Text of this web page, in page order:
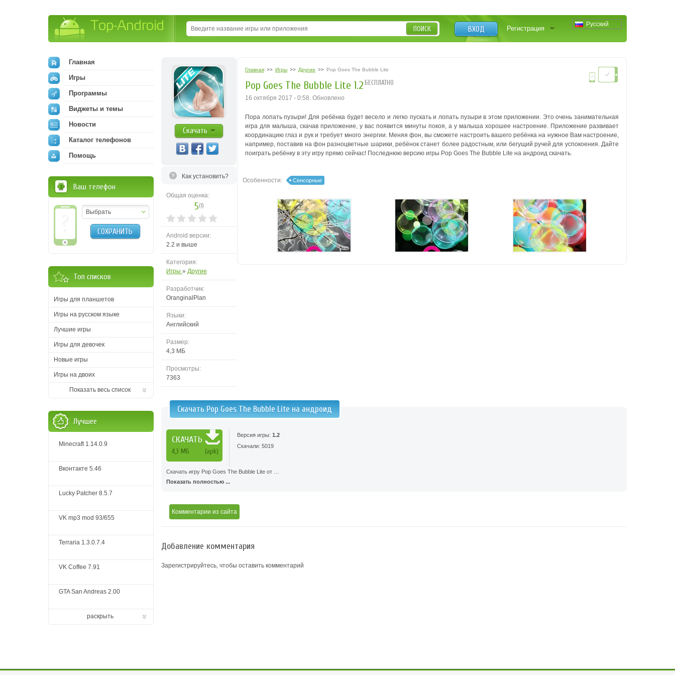
Русский
ВХОД Регистрация
ПОИСК
Скачать
Как установить?
Общая оценка:
5(1)
Android версии:
2.2 и выше
Категория:
Игры » Другие
Разработчик:
OranginalPlan
Языки:
Английский
Размер:
4,3 MБ
Просмотры:
7363
Главная >> Игры >> Другие >> Pop Goes The Bubble Lite
Pop Goes The Bubble Lite 1.2 БЕСПЛАТНО
16 октября 2017 - 0:58. Обновлено
Пора лопать пузыри! Для ребёнка будет весело и легко пускать и лопать пузыри в этом приложении. Это очень занимательная
игра для малыша, скачав приложение, у вас появится минуты покоя, а у малыша хорошее настроение. Приложение развивает
координацию глаз и рук и требует много энергии. Меняя фон, вы сможете настроить вашего ребёнка на нужное Вам настроение,
например, поставив на фон разноцветные шарики, ребёнок станет более радостным, или бегущий ручей для успокоения. Дайте
поиграть ребёнку в эту игру прямо сейчас! Последнюю версию игры Pop Goes The Bubble Lite на андроид скачать.
Особенности: Сенсорные
Скачать Pop Goes The Bubble Lite на андроид
СКАЧАТЬ
4,3 MБ (apk)
Версия игры: 1.2
Скачали: 5019
Скачать игру Pop Goes The Bubble Lite от …
Показать полностью ...
Комментарии из сайта
Добавление комментария
Зарегистрируйтесь, чтобы оставить комментарий
Главная
Игры
Программы
Виджеты и темы
Новости
Каталог телефонов
Помощь
Ваш телефон
Выбрать
СОХРАНИТЬ
Топ списков
Игры для планшетов
Игры на русском языке
Лучшие игры
Игры для девочек
Новые игры
Игры на двоих
Показать весь список
Лучшее
Minecraft 1.14.0.9
Вконтакте 5.46
Lucky Patcher 8.5.7
VK mp3 mod 93/655
Terraria 1.3.0.7.4
VK Coffee 7.91
GTA San Andreas 2.00
раскрыть